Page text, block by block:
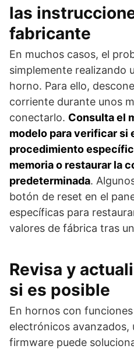
las
fabricante
En muchos casos, el
simplemente realizando
horno. Para ello,
corriente durante unos
conectarlo. Consulta el
modelo para verificar si
procedimiento
memoria o restaurar la
predeterminada.
botón de reset en el
específicas para
valores de fábrica tras
Revisa y
si es posible
En hornos con
electrónicos avanzados,
firmware puede